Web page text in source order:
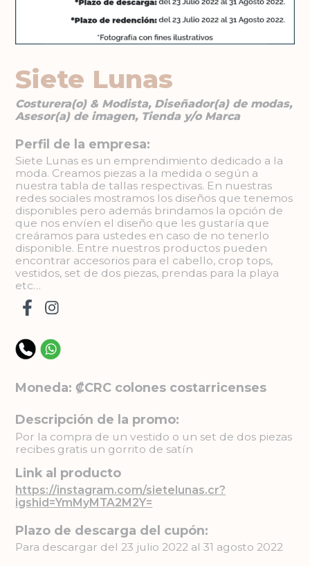
Siete Lunas
Costurera(o) & Modista, Diseñador(a) de modas,
Asesor(a) de imagen, Tienda y/o Marca
Perfil de la empresa:
Siete Lunas es un emprendimiento dedicado a la
moda. Creamos piezas a la medida o según a
nuestra tabla de tallas respectivas. En nuestras
redes sociales mostramos los diseños que tenemos
disponibles pero además brindamos la opción de
que nos envíen el diseño que les gustaría que
creáramos para ustedes en caso de no tenerlo
disponible. Entre nuestros productos pueden
encontrar accesorios para el cabello, crop tops,
vestidos, set de dos piezas, prendas para la playa
etc…
Moneda: ₡CRC colones costarricenses
Descripción de la promo:
Por la compra de un vestido o un set de dos piezas
recibes gratis un gorrito de satín
Link al producto
https://instagram.com/sietelunas.cr?
igshid=YmMyMTA2M2Y=
Plazo de descarga del cupón:
Para descargar del 23 julio 2022 al 31 agosto 2022